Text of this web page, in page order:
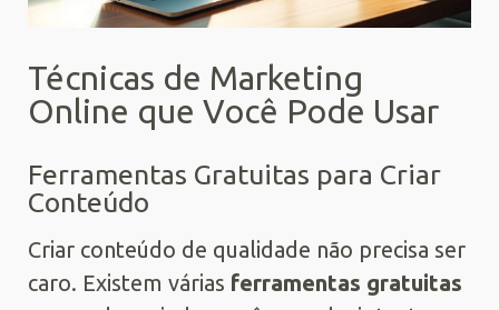
Técnicas de Marketing
Online que Você Pode Usar
Ferramentas Gratuitas para Criar
Conteúdo
Criar conteúdo de qualidade não precisa ser
caro. Existem várias ferramentas gratuitas